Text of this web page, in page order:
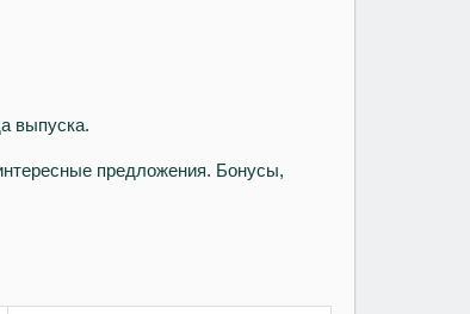
выпуска.
предложения. Бонусы,